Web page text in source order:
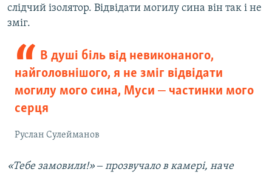
слідчий ізолятор. Відвідати могилу сина він так і не
зміг.
В душі біль від невиконаного,
найголовнішого, я не зміг відвідати
могилу мого сина, Муси ‒ частинки мого
серця
Руслан Сулейманов
«Тебе замовили!» ‒ прозвучало в камері, наче